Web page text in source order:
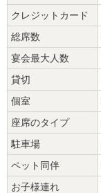
クレジットカード
総席数
宴会最大人数
貸切
個室
座席のタイプ
駐車場
ペット同伴
お子様連れ